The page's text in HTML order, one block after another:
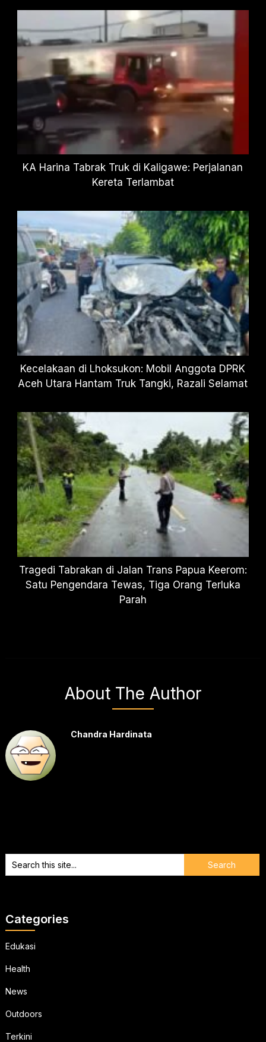
KA Harina Tabrak Truk di Kaligawe: Perjalanan
Kereta Terlambat
Kecelakaan di Lhoksukon: Mobil Anggota DPRK
Aceh Utara Hantam Truk Tangki, Razali Selamat
Tragedi Tabrakan di Jalan Trans Papua Keerom:
Satu Pengendara Tewas, Tiga Orang Terluka
Parah
About The Author
Chandra Hardinata
Categories
Edukasi
Health
News
Outdoors
Terkini